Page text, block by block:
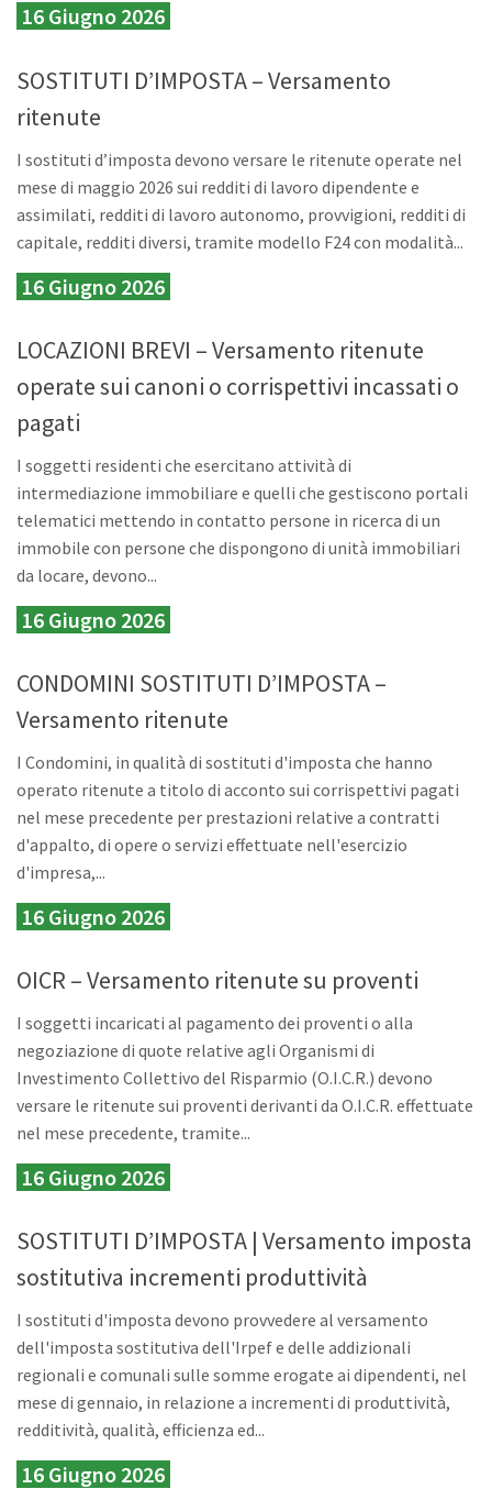
16 Giugno 2026
SOSTITUTI D’IMPOSTA – Versamento
ritenute
I sostituti d’imposta devono versare le ritenute operate nel
mese di maggio 2026 sui redditi di lavoro dipendente e
assimilati, redditi di lavoro autonomo, provvigioni, redditi di
capitale, redditi diversi, tramite modello F24 con modalità...
16 Giugno 2026
LOCAZIONI BREVI – Versamento ritenute
operate sui canoni o corrispettivi incassati o
pagati
I soggetti residenti che esercitano attività di
intermediazione immobiliare e quelli che gestiscono portali
telematici mettendo in contatto persone in ricerca di un
immobile con persone che dispongono di unità immobiliari
da locare, devono...
16 Giugno 2026
CONDOMINI SOSTITUTI D’IMPOSTA –
Versamento ritenute
I Condomini, in qualità di sostituti d'imposta che hanno
operato ritenute a titolo di acconto sui corrispettivi pagati
nel mese precedente per prestazioni relative a contratti
d'appalto, di opere o servizi effettuate nell'esercizio
d'impresa,...
16 Giugno 2026
OICR – Versamento ritenute su proventi
I soggetti incaricati al pagamento dei proventi o alla
negoziazione di quote relative agli Organismi di
Investimento Collettivo del Risparmio (O.I.C.R.) devono
versare le ritenute sui proventi derivanti da O.I.C.R. effettuate
nel mese precedente, tramite...
16 Giugno 2026
SOSTITUTI D’IMPOSTA | Versamento imposta
sostitutiva incrementi produttività
I sostituti d'imposta devono provvedere al versamento
dell'imposta sostitutiva dell'Irpef e delle addizionali
regionali e comunali sulle somme erogate ai dipendenti, nel
mese di gennaio, in relazione a incrementi di produttività,
redditività, qualità, efficienza ed...
16 Giugno 2026